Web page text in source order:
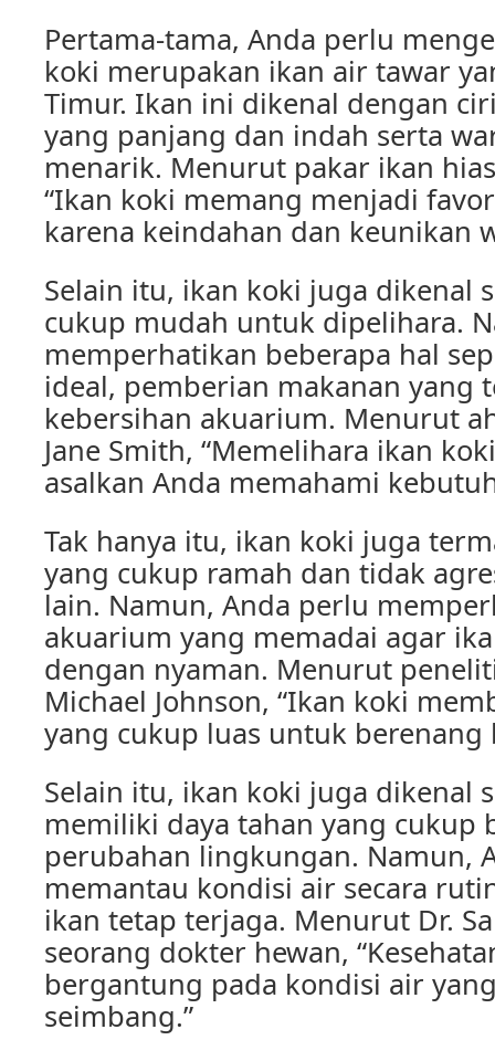
Pertama-tama, Anda perlu
koki merupakan ikan air tawar
Timur. Ikan ini dikenal dengan
yang panjang dan indah serta
menarik. Menurut pakar ikan
“Ikan koki memang menjadi
karena keindahan dan keunikan
Selain itu, ikan koki juga dikenal
cukup mudah untuk dipelihara.
memperhatikan beberapa hal
ideal, pemberian makanan yang
kebersihan akuarium. Menurut
Jane Smith, “Memelihara ikan
asalkan Anda memahami
Tak hanya itu, ikan koki juga
yang cukup ramah dan tidak
lain. Namun, Anda perlu
akuarium yang memadai agar
dengan nyaman. Menurut
Michael Johnson, “Ikan koki
yang cukup luas untuk berenang
Selain itu, ikan koki juga dikenal
memiliki daya tahan yang cukup
perubahan lingkungan. Namun,
memantau kondisi air secara
ikan tetap terjaga. Menurut Dr.
seorang dokter hewan,
bergantung pada kondisi air
seimbang.”